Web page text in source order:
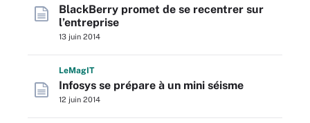
BlackBerry promet de se recentrer sur
l’entreprise
13 juin 2014
LeMagIT
Infosys se prépare à un mini séisme
12 juin 2014